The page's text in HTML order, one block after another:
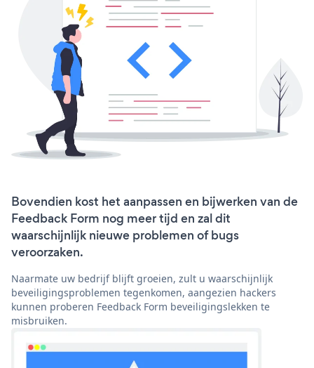
Bovendien kost het aanpassen en bijwerken van de
Feedback Form nog meer tijd en zal dit
waarschijnlijk nieuwe problemen of bugs
veroorzaken.
Naarmate uw bedrijf blijft groeien, zult u waarschijnlijk
beveiligingsproblemen tegenkomen, aangezien hackers
kunnen proberen Feedback Form beveiligingslekken te
misbruiken.